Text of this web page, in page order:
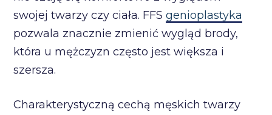
swojej twarzy czy ciała. FFSgenioplastyka
pozwala znacznie zmienić wygląd brody,
która u mężczyzn często jest większa i
szersza.
Charakterystyczną cechą męskich twarzy